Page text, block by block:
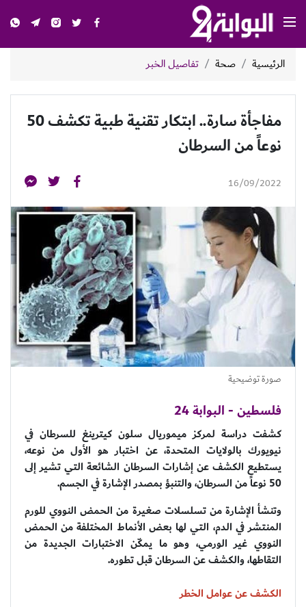
الرئيسية صحة تفاصيل الخبر
مفاجأة سارة.. ابتكار تقنية طبية تكشف 50
نوعاً من السرطان
16/09/2022
صورة توضيحية
فلسطين - البوابة 24
كشفت دراسة لمركز ميموريال سلون كيترينغ للسرطان في
نيويورك بالولايات المتحدة، عن اختبار هو الأول من نوعه،
يستطيع الكشف عن إشارات السرطان الشائعة التي تشير إلى
50 نوعاً من السرطان، والتنبؤ بمصدر الإشارة في الجسم.
وتنشأ الإشارة من تسلسلات صغيرة من الحمض النووي للورم
المنتشر في الدم، التي لها بعض الأنماط المختلفة من الحمض
النووي غير الورمي، وهو ما يمكّن الاختبارات الجديدة من
التقاطها، والكشف عن السرطان قبل تطوره.
الكشف عن عوامل الخطر